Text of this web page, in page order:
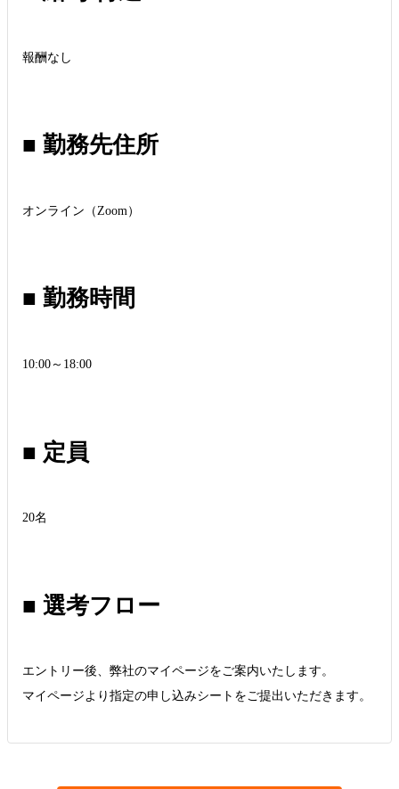
報酬なし
■ 勤務先住所
オンライン（Zoom）
■ 勤務時間
10:00～18:00
■ 定員
20名
■ 選考フロー
エントリー後、弊社のマイページをご案内いたします。
マイページより指定の申し込みシートをご提出いただきます。